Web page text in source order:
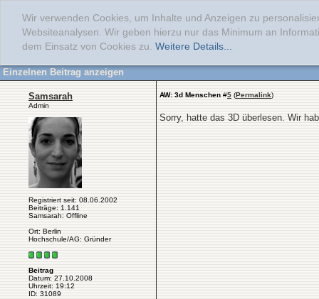
Wir verwenden Cookies, um Inhalte und Anzeigen zu
Websiteanalysen. Wir geben hierzu nur das Minimum an
dem Einsatz von Cookies zu. Weitere Details...
Einzelnen Beitrag anzeigen
Samsarah
Admin
Registriert seit: 08.06.2002
Beiträge: 1.141
Samsarah: Offline
Ort: Berlin
Hochschule/AG: Gründer
Beitrag
Datum: 27.10.2008
Uhrzeit: 19:12
ID: 31089
AW: 3d Menschen #5 (Permalink)
Sorry, hatte das 3D überlesen. Wir